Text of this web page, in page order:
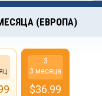
МЕСЯЦА (ЕВРОПА)
3
3 месяца
$36.99